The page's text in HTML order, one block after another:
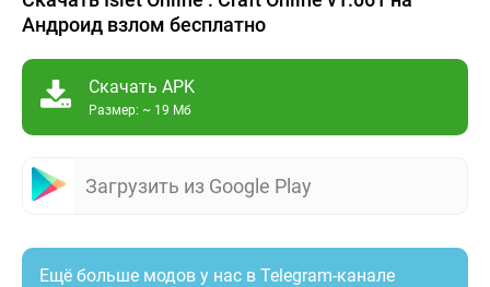
Андроид взлом бесплатно
Скачать APK
Размер: ~ 19 Мб
Загрузить из Google Play
Ещё больше модов у нас в Telegram-канале